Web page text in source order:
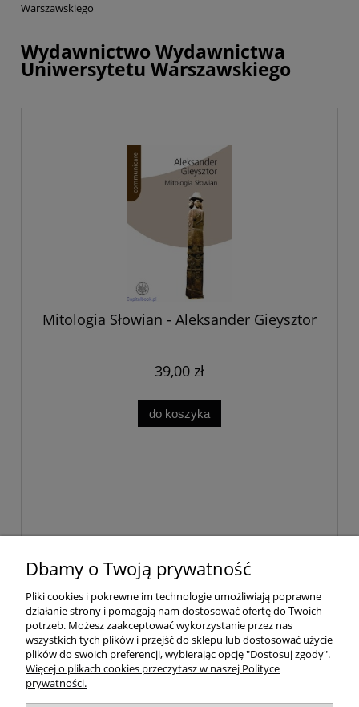
Warszawskiego
Wydawnictwo Wydawnictwa
Uniwersytetu Warszawskiego
Mitologia Słowian - Aleksander Gieysztor
39,00 zł
do koszyka
Pomoc
Dostawa
Moje konto
Dbamy o Twoją prywatność
Pliki cookies i pokrewne im technologie umożliwiają poprawne
działanie strony i pomagają nam dostosować ofertę do Twoich
potrzeb. Możesz zaakceptować wykorzystanie przez nas
wszystkich tych plików i przejść do sklepu lub dostosować użycie
plików do swoich preferencji, wybierając opcję "Dostosuj zgody".
Więcej o plikach cookies przeczytasz w naszej Polityce
prywatności.